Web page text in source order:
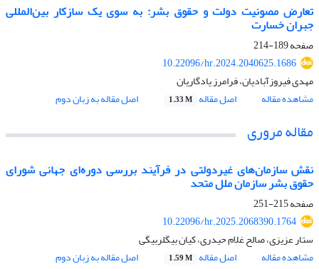
تعارض مصونیت دولت و حقوق بشر: به سوی یک سازکار بین‌المللی
جبران خسارت
صفحه189-214
10.22096/hr.2024.2040625.1686
مهدی فیروزآبادیان، فرامرز یادگاریان
مشاهده مقاله
اصل مقاله 1.33 M اصل مقاله به زبان دوم
مقاله مروری
نقش سازمان‌های غیردولتی در فرآیند بررسی دوره‌ای جهانی شورای
حقوق بشر سازمان ملل متحد
صفحه215-251
10.22096/hr.2025.2068390.1764
ستار عزیزی، صالح غلام حیدری، کیان بیگلربیگی
مشاهده مقاله
اصل مقاله 1.59 M اصل مقاله به زبان دوم